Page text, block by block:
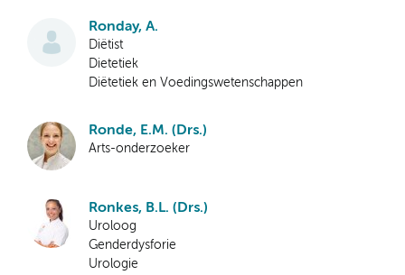
Ronday, A.
Diëtist
Dietetiek
Diëtetiek en Voedingswetenschappen
Ronde, E.M. (Drs.)
Arts-onderzoeker
Ronkes, B.L. (Drs.)
Uroloog
Genderdysforie
Urologie